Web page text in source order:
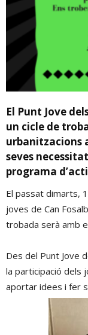
El Punt Jove
un cicle de
urbanitzacions
seves
programa
El passat dimarts,
joves de Can
trobada serà amb
Des del Punt Jove
la participació dels
aportar idees i fer